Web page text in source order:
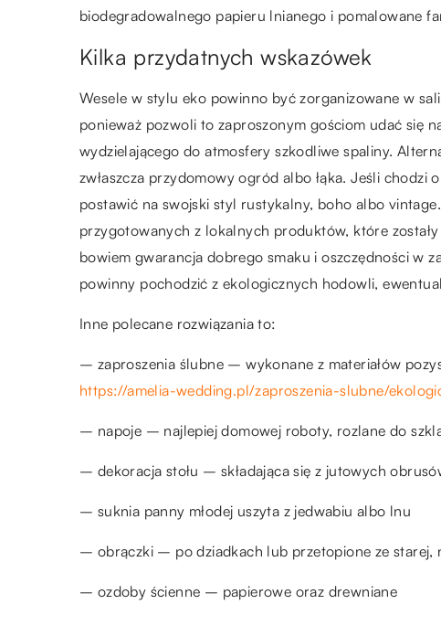
biodegradowalnego papieru lnianego i pomalowane
Kilka przydatnych wskazówek
Wesele w stylu eko powinno być zorganizowane w
ponieważ pozwoli to zaproszonym gościom udać się
wydzielającego do atmosfery szkodliwe spaliny.
zwłaszcza przydomowy ogród albo łąka. Jeśli
postawić na swojski styl rustykalny, boho albo
przygotowanych z lokalnych produktów, które
bowiem gwarancja dobrego smaku i oszczędności w
powinny pochodzić z ekologicznych hodowli,
Inne polecane rozwiązania to:
– zaproszenia ślubne – wykonane z materiałów
https://amelia-wedding.pl/zaproszenia-slubne/
– napoje – najlepiej domowej roboty, rozlane do
– dekoracja stołu – składająca się z jutowych
– suknia panny młodej uszyta z jedwabiu albo lnu
– obrączki – po dziadkach lub przetopione ze starej,
– ozdoby ścienne – papierowe oraz drewniane